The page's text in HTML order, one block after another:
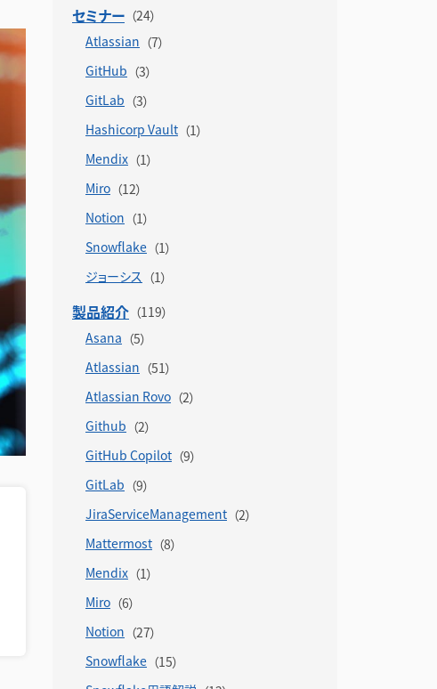
セミナー
Atlassian
GitHub
GitLab
Hashicorp Vault
Mendix
Miro
Notion
Snowflake
ジョーシス
製品紹介
Asana
Atlassian
Atlassian Rovo
Github
GitHub Copilot
GitLab
JiraServiceManagement
Mattermost
Mendix
Miro
Notion
Snowflake